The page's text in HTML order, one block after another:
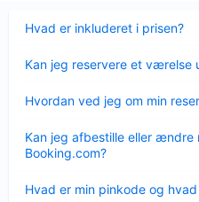
Hvad er inkluderet i prisen?
Kan jeg reservere et værelse
Hvordan ved jeg om min
Kan jeg afbestille eller ændre
Booking.com?
Hvad er min pinkode og